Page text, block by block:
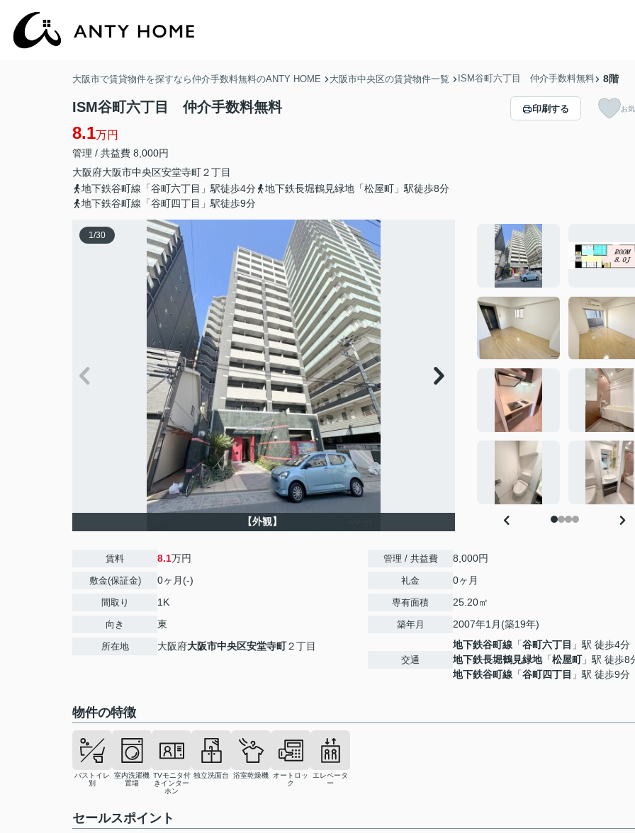
大阪市で賃貸物件を探すなら仲介手数料無料のANTY HOME 大阪市中央区の賃貸物件一覧 ISM谷町六丁目 仲介手数料無料 8階
ISM谷町六丁目 仲介手数料無料
8.1万円
管理 / 共益費 8,000円
大阪府大阪市中央区安堂寺町２丁目
地下鉄谷町線「谷町六丁目」駅徒歩4分
地下鉄長堀鶴見緑地「松屋町」駅徒歩8分
地下鉄谷町線「谷町四丁目」駅徒歩9分
印刷する お
1/30
【外観】
賃料 8.1万円
敷金(保証金) 0ヶ月(-)
間取り 1K
向き 東
所在地 大阪府大阪市中央区安堂寺町２丁目
管理 / 共益費 8,000円
礼金 0ヶ月
専有面積 25.20㎡
築年月 2007年1月(築19年)
交通
地下鉄谷町線 「谷町六丁目 」駅 徒歩4分
地下鉄長堀鶴見緑地「松屋町」駅 徒歩8
地下鉄谷町線 「谷町四丁目 」駅 徒歩9分
物件の特徴
バストイレ
別
室内洗濯機
置場
TVモニタ付
きインター
ホン
独立洗面台 浴室乾燥機
オートロッ
ク
エレベータ
ー
セールスポイント